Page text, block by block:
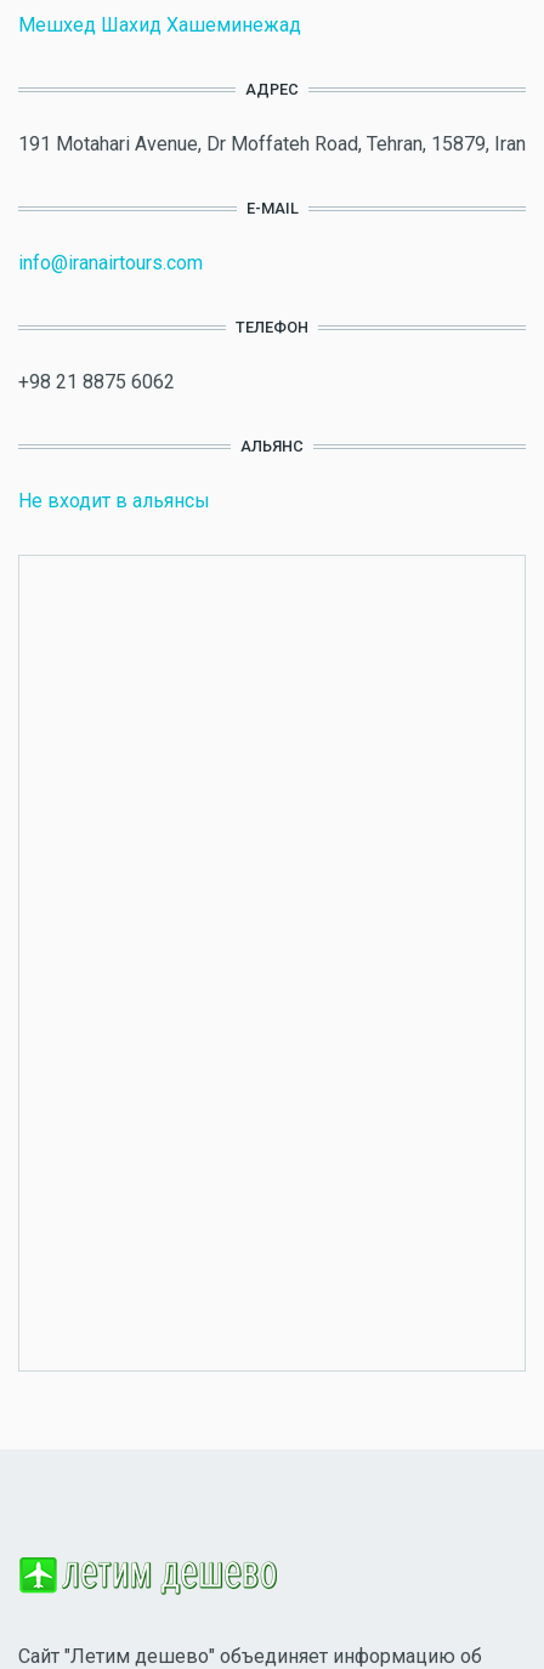
Мешхед Шахид Хашеминежад
АДРЕС
191 Motahari Avenue, Dr Moffateh Road, Tehran, 15879, Iran
E-MAIL
info@iranairtours.com
ТЕЛЕФОН
+98 21 8875 6062
АЛЬЯНС
Не входит в альянсы
Сайт "Летим дешево" объединяет информацию об